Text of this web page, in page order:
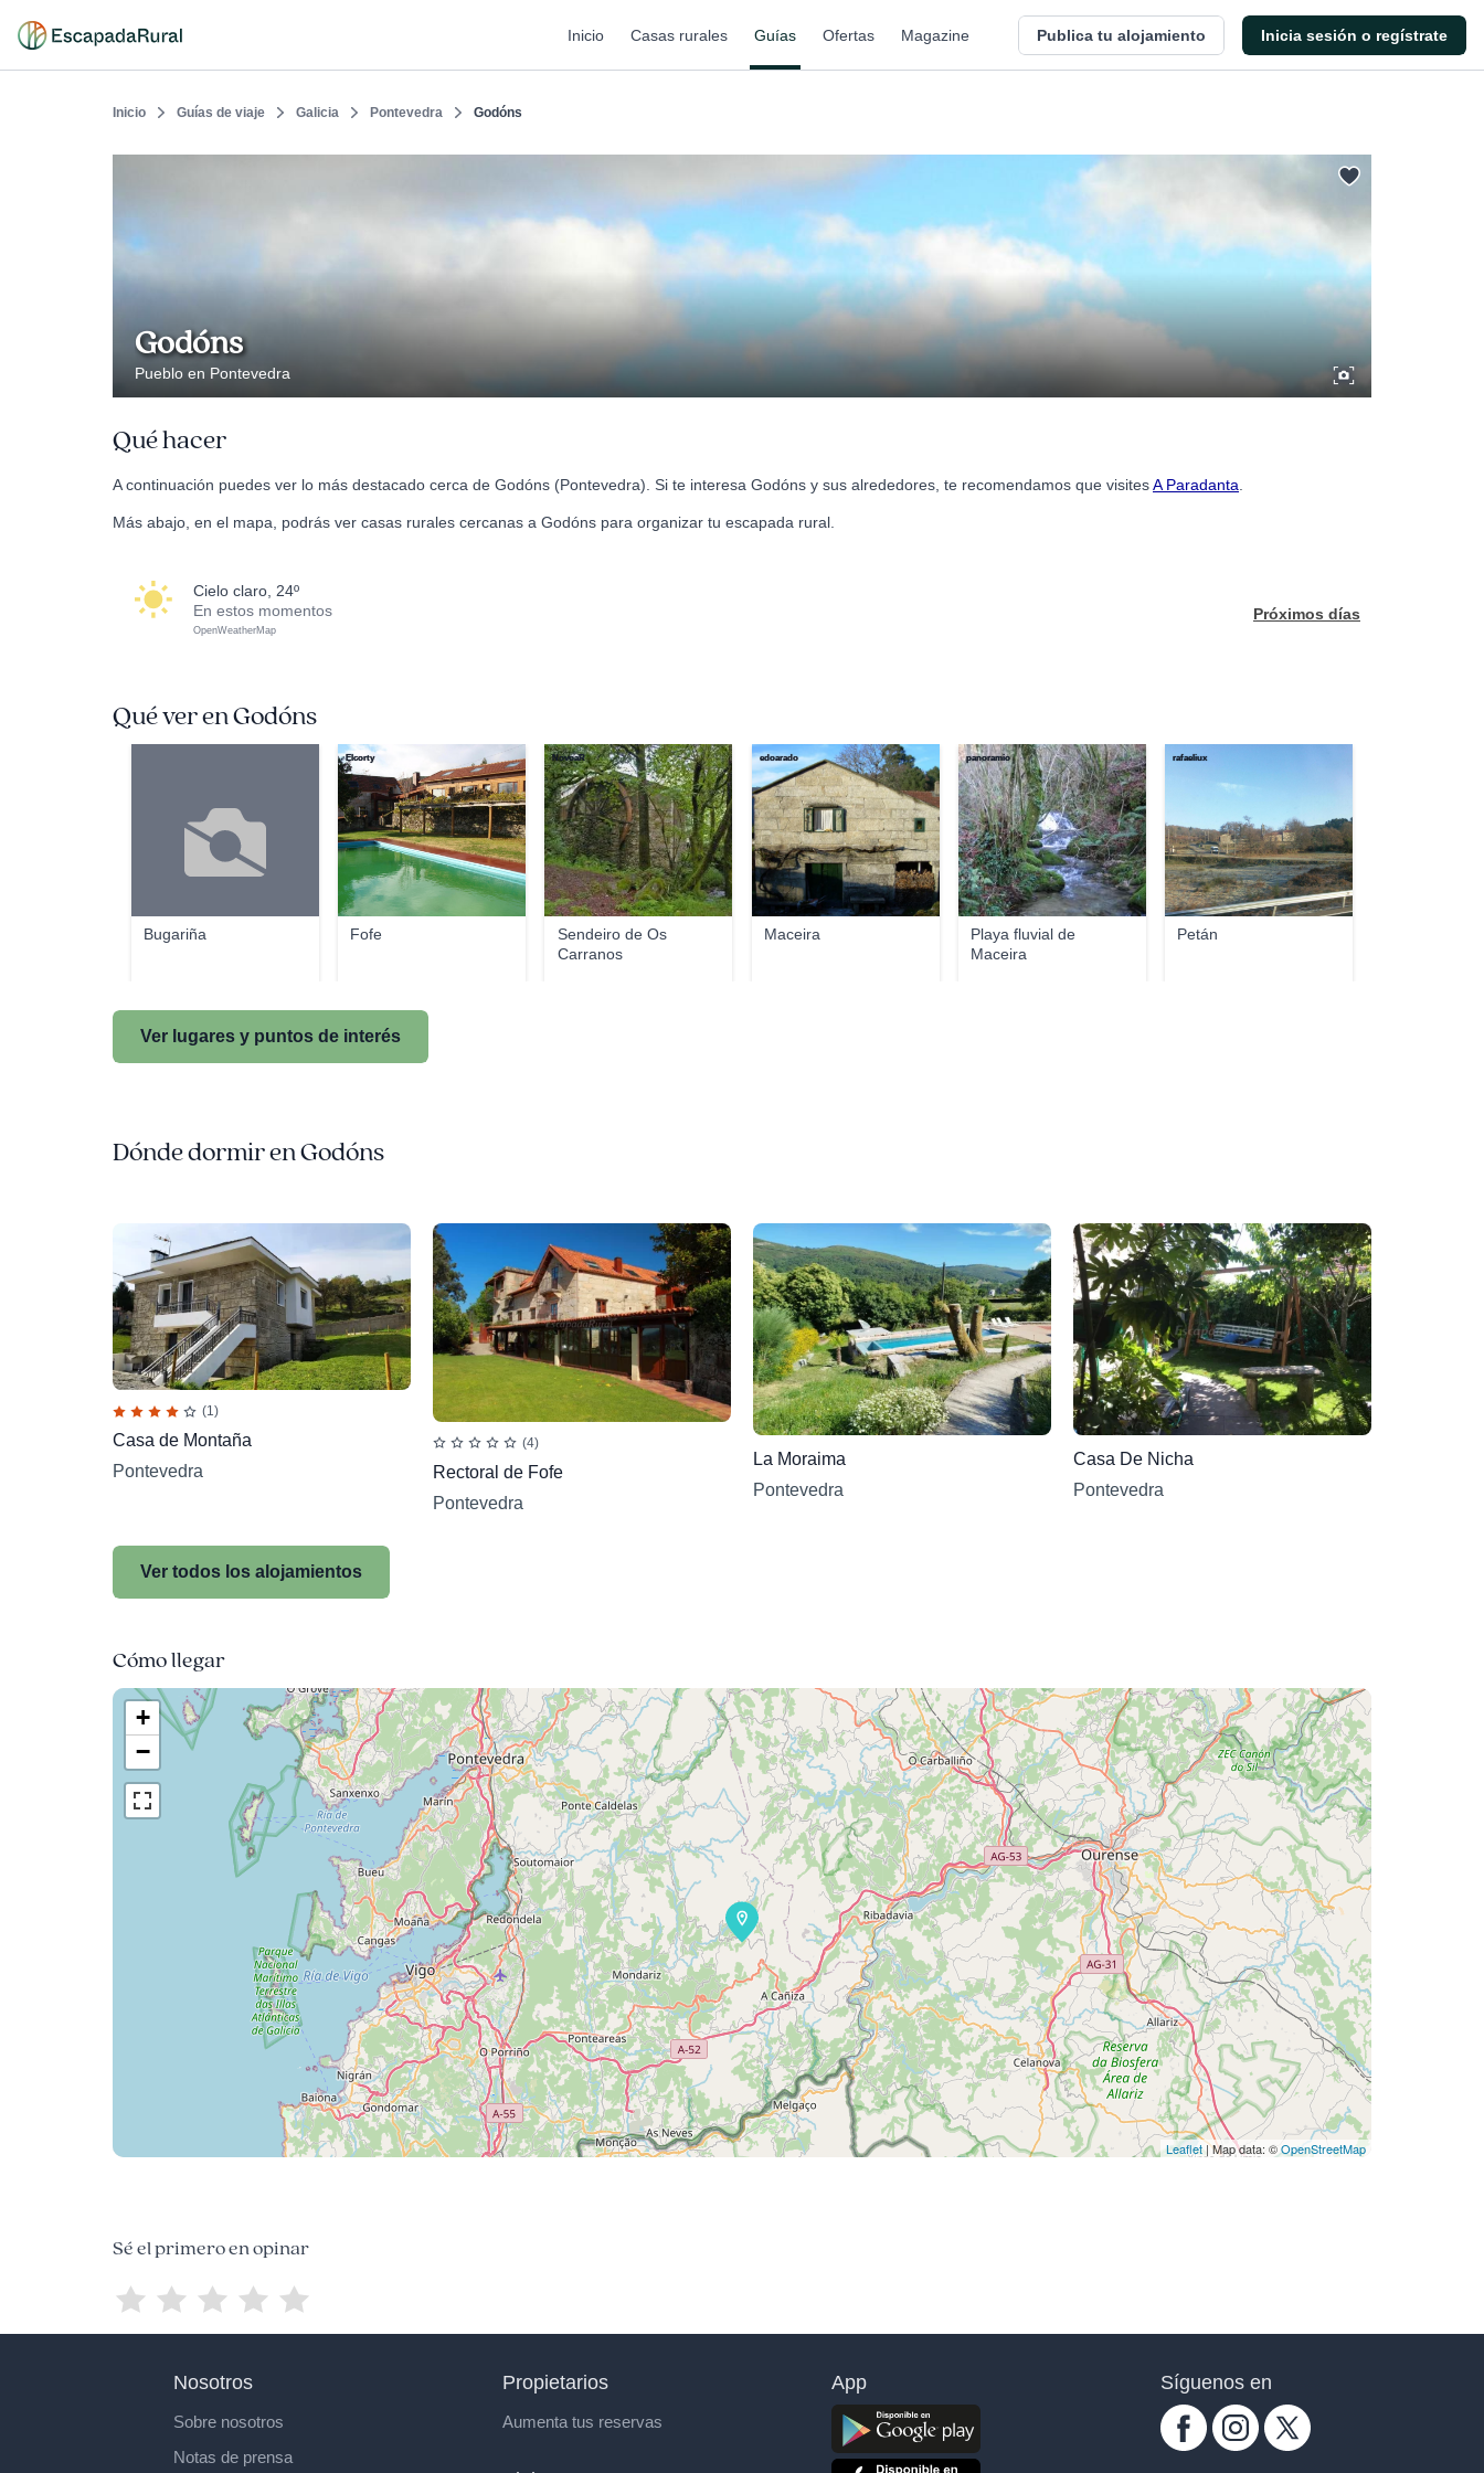
Inicio Casas rurales Guías Ofertas Magazine Publica tu alojamiento Inicia sesión o regístrate
Inicio Guías de viaje Galicia Pontevedra Godóns
Godóns
Pueblo en Pontevedra
Qué hacer
A continuación puedes ver lo más destacado cerca de Godóns (Pontevedra). Si te interesa Godóns y sus alrededores, te recomendamos que visitesA Paradanta
Más abajo, en el mapa, podrás ver casas rurales cercanas a Godóns para organizar tu escapada rural.
cielo claro, 24º
En estos momentos
OpenWeatherMap
Próximos días
Qué ver en Godóns
Bugariña Fofe
Elcorty
Sendeiro de Os
Carranos
NovoaR
Maceira
edoarado
Playa fluvial de
Maceira
panoramio
Petán
rafaeliux
Ver lugares y puntos de interés
Dónde dormir en Godóns
(1)
Casa de Montaña
Pontevedra
(4)
Rectoral de Fofe
Pontevedra
La Moraima
Pontevedra
Casa De Nicha
Pontevedra
Ver todos los alojamientos
Cómo llegar
+
−
Leaflet| Map data: ©OpenStreetMap
Sé el primero en opinar
Nosotros
Sobre nosotros
Notas de prensa
Propietarios
Aumenta tus reservas
App Síguenos en